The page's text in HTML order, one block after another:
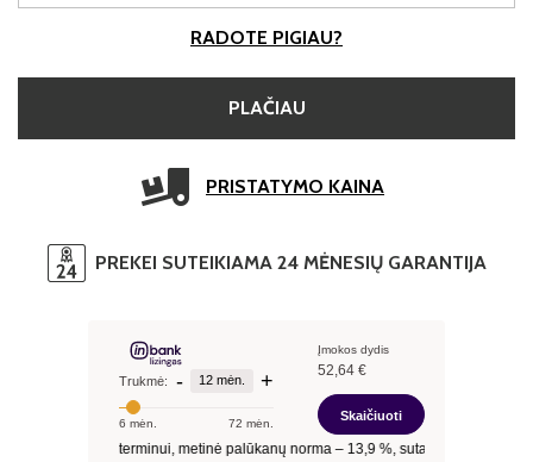
RADOTE PIGIAU?
PLAČIAU
PRISTATYMO KAINA
PREKEI SUTEIKIAMA 24 MĖNESIŲ GARANTIJA